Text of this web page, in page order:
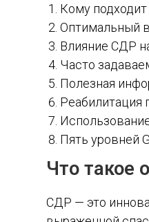
Кому
Оптимальный
Влияние СДР
Часто
Полезная
Реабилитация
Пять уровней
Что такое
СДР — это